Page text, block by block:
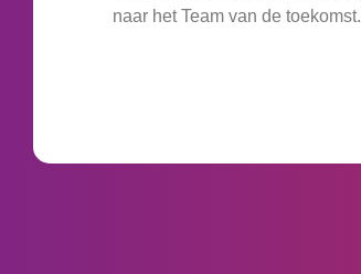
naar het Team van de toekomst.